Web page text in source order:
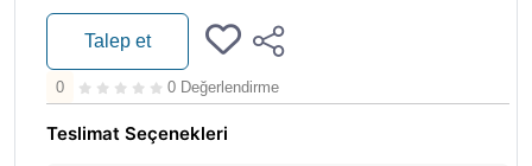
Talep et
0 0 Değerlendirme
Teslimat Seçenekleri